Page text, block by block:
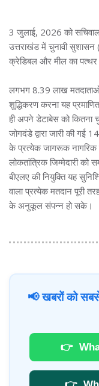
3 जुलाई, 2026 को
उत्तराखंड में चुनावी
क्रेडिबल और मील का पत्थर
लगभग 8.39 लाख
शुद्धिकरण करना यह
ही अपने डेटाबेस को कितना
जोगदंडे द्वारा जारी की गई
के प्रत्येक जागरूक
लोकतांत्रिक जिम्मेदारी को
बीएलए की नियुक्ति यह
वाला प्रत्येक मतदान पूरी
के अनुकूल संपन्न हो सके।
📢 खबरों को
👉